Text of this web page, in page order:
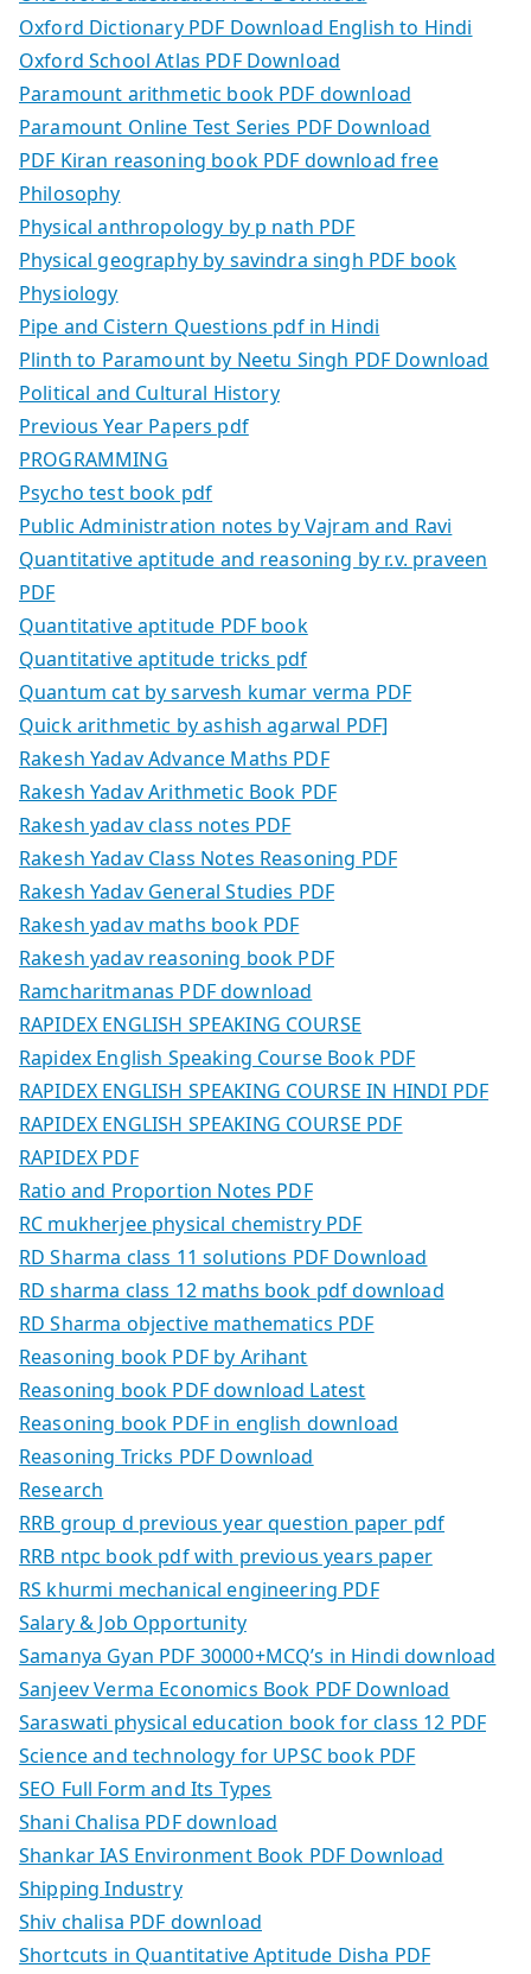
Oxford Dictionary PDF Download English to Hindi
Oxford School Atlas PDF Download
Paramount arithmetic book PDF download
Paramount Online Test Series PDF Download
PDF Kiran reasoning book PDF download free
Philosophy
Physical anthropology by p nath PDF
Physical geography by savindra singh PDF book
Physiology
Pipe and Cistern Questions pdf in Hindi
Plinth to Paramount by Neetu Singh PDF Download
Political and Cultural History
Previous Year Papers pdf
PROGRAMMING
Psycho test book pdf
Public Administration notes by Vajram and Ravi
Quantitative aptitude and reasoning by r.v. praveen
PDF
Quantitative aptitude PDF book
Quantitative aptitude tricks pdf
Quantum cat by sarvesh kumar verma PDF
Quick arithmetic by ashish agarwal PDF]
Rakesh Yadav Advance Maths PDF
Rakesh Yadav Arithmetic Book PDF
Rakesh yadav class notes PDF
Rakesh Yadav Class Notes Reasoning PDF
Rakesh Yadav General Studies PDF
Rakesh yadav maths book PDF
Rakesh yadav reasoning book PDF
Ramcharitmanas PDF download
RAPIDEX ENGLISH SPEAKING COURSE
Rapidex English Speaking Course Book PDF
RAPIDEX ENGLISH SPEAKING COURSE IN HINDI PDF
RAPIDEX ENGLISH SPEAKING COURSE PDF
RAPIDEX PDF
Ratio and Proportion Notes PDF
RC mukherjee physical chemistry PDF
RD Sharma class 11 solutions PDF Download
RD sharma class 12 maths book pdf download
RD Sharma objective mathematics PDF
Reasoning book PDF by Arihant
Reasoning book PDF download Latest
Reasoning book PDF in english download
Reasoning Tricks PDF Download
Research
RRB group d previous year question paper pdf
RRB ntpc book pdf with previous years paper
RS khurmi mechanical engineering PDF
Salary & Job Opportunity
Samanya Gyan PDF 30000+MCQ’s in Hindi download
Sanjeev Verma Economics Book PDF Download
Saraswati physical education book for class 12 PDF
Science and technology for UPSC book PDF
SEO Full Form and Its Types
Shani Chalisa PDF download
Shankar IAS Environment Book PDF Download
Shipping Industry
Shiv chalisa PDF download
Shortcuts in Quantitative Aptitude Disha PDF